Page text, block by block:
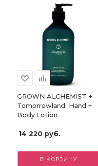
GROWN ALCHEMIST +
Tomorrowland: Hand +
Body Lotion
14 220 руб.
В КОРЗИНУ